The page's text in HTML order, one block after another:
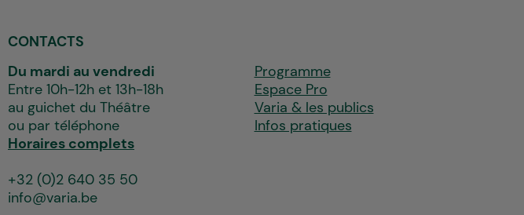
CONTACTS
Du mardi au vendredi
Entre 10h-12h et 13h-18h
au guichet du Théâtre
ou par téléphone
Horaires complets
+32 (0)2 640 35 50
info@varia.be
Programme
Espace Pro
Varia & les publics
Infos pratiques